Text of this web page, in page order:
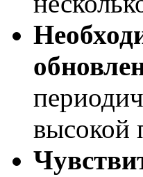
высокой